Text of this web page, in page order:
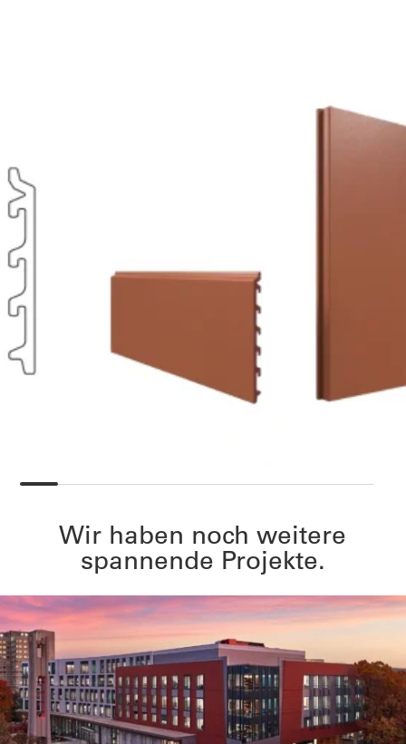
Wir haben noch weitere
spannende Projekte.